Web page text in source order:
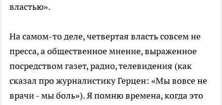
властью».
На самом-то деле, четвертая власть совсем не
пресса, а общественное мнение, выраженное
посредством газет, радио, телевидения (как
сказал про журналистику Герцен: «Мы вовсе не
врачи - мы боль»). Я помню времена, когда это